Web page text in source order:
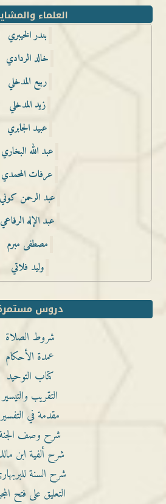
العلماء
بندر الخيبري
خالد الردادي
ربيع المدخلي
زيد المدخلي
عبيد الجابري
عبد الله البخاري
عرفات المحمدي
عبد الرحمن كوني
عبد الإله الرفاعي
مصطفى مبرم
وليد فلاتي
دروس
شروط الصلاة
عمدة الأحكام
كتاب التوحيد
التقريب والتيسير
مقدمة في التفسير
شرح وصف
شرح ألفية ابن
شرح السنة
التعليق على فتح